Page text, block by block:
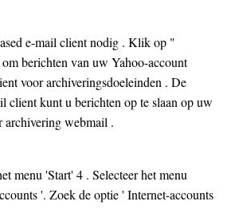
e-mail client nodig . Klik op "
berichten van uw Yahoo-account
voor archiveringsdoeleinden . De
client kunt u berichten op te slaan op uw
archivering webmail .
menu 'Start' 4 . Selecteer het menu
'. Zoek de optie ' Internet-accounts